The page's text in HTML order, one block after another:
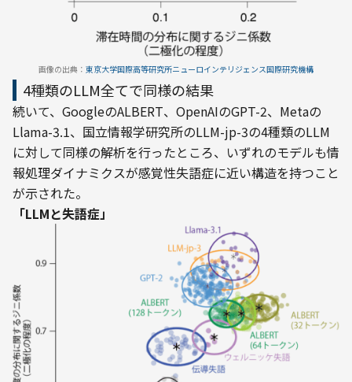
画像の出典： 東京大学国際高等研究所ニューロインテリジェンス国際研究機構
4種類のLLM全てで同様の結果
続いて、GoogleのALBERT、OpenAIのGPT-2、Metaの
Llama-3.1、国立情報学研究所のLLM-jp-3の4種類のLLM
に対して同様の解析を行ったところ、いずれのモデルも情
報処理ダイナミクスが感覚性失語症に近い構造を持つこと
が示された。
「LLMと失語症」